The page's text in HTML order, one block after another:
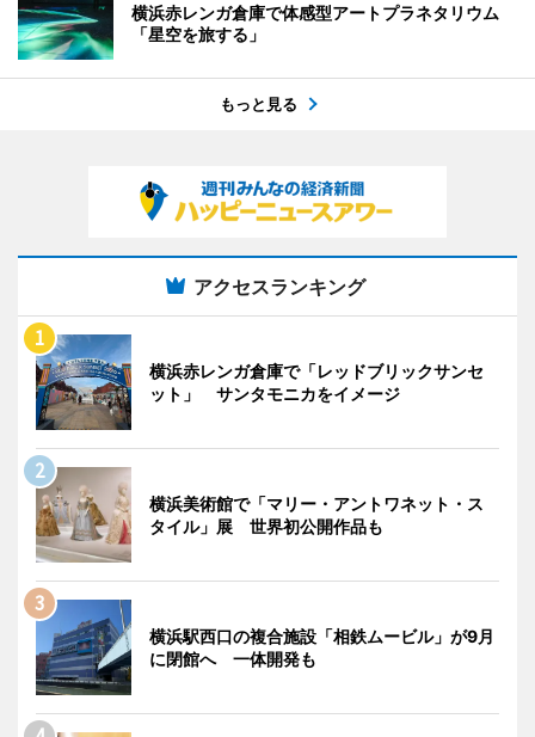
横浜赤レンガ倉庫で体感型アートプラネタリウム
「星空を旅する」
もっと見る
アクセスランキング
横浜赤レンガ倉庫で「レッドブリックサンセ
ット」 サンタモニカをイメージ
横浜美術館で「マリー・アントワネット・ス
タイル」展 世界初公開作品も
横浜駅西口の複合施設「相鉄ムービル」が9月
に閉館へ 一体開発も